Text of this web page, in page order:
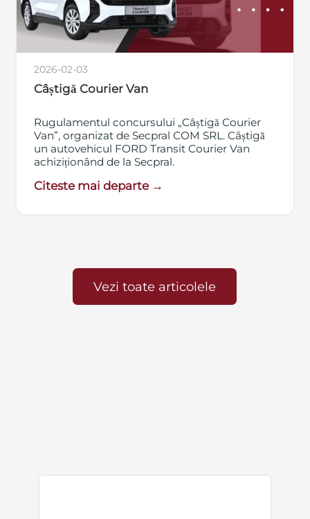
2026-02-03
Câștigă Courier Van
Rugulamentul concursului „Câștigă Courier
Van”, organizat de Secpral COM SRL. Câștigă
un autovehicul FORD Transit Courier Van
achiziționând de la Secpral.
Citeste mai departe →
Vezi toate articolele